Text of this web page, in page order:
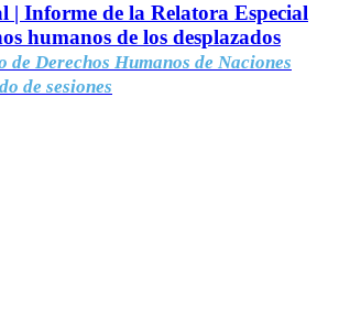
| Informe de la Relatora Especial
humanos de los desplazados
de Derechos Humanos de Naciones
de sesiones